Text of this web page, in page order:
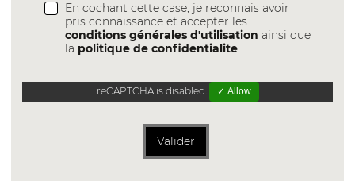
En cochant cette case, je reconnais avoir
pris connaissance et accepter les
conditions générales d'utilisation ainsi que
la politique de confidentialite
reCAPTCHA is disabled. ✓ Allow
Valider